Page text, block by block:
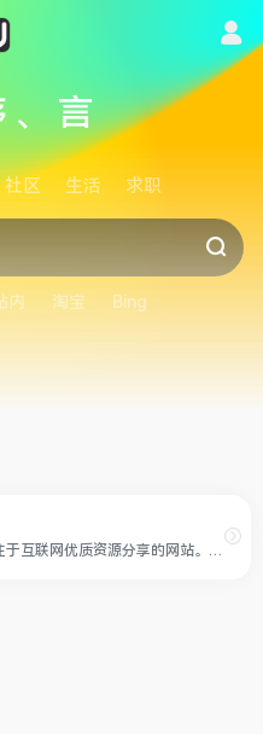
、言
社区 生活 求职
内 淘宝 Bing